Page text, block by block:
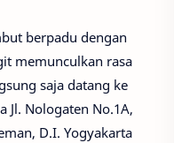
berpadu dengan
memunculkan rasa
saja datang ke
Jl. Nologaten No.1A,
D.I. Yogyakarta